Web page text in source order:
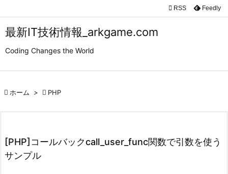
最新IT技術情報_arkgame.com
Coding Changes the World


検索
 RSS Feedly
 ホーム >  PHP
[PHP]コールバックcall_user_func関数で引数を使う
サンプル